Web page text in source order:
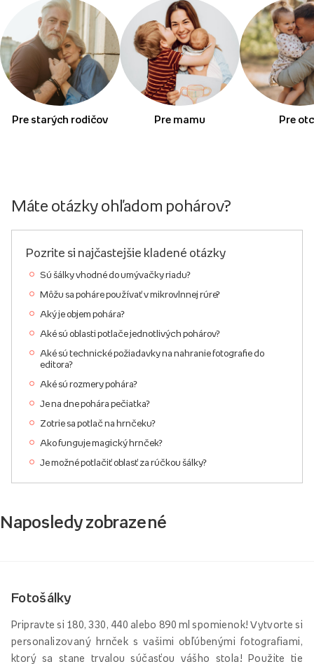
Pre starých rodičov Pre mamu Pre
Máte otázky ohľadom pohárov?
Pozrite si najčastejšie kladené otázky
Sú šálky vhodné do umývačky riadu?
Môžu sa poháre používať v mikrovlnnej rúre?
Aký je objem pohára?
Aké sú oblasti potlače jednotlivých pohárov?
Aké sú technické požiadavky na nahranie fotografie do
editora?
Aké sú rozmery pohára?
Je na dne pohára pečiatka?
Zotrie sa potlač na hrnčeku?
Ako funguje magický hrnček?
Je možné potlačiť oblasť za rúčkou šálky?
Naposledy zobrazené
Fotošálky
Pripravte si 180, 330, 440 alebo 890 ml spomienok! Vytvorte si
personalizovaný hrnček s vašimi obľúbenými fotografiami,
ktorý sa stane trvalou súčasťou vášho stola! Použite tie